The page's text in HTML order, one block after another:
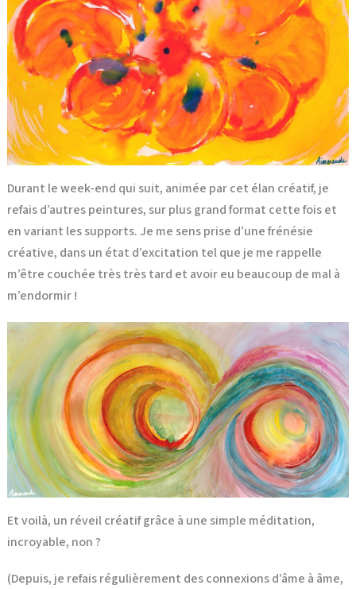
Durant le week-end qui suit, animée par cet élan créatif, je
refais d’autres peintures, sur plus grand format cette fois et
en variant les supports. Je me sens prise d’une frénésie
créative, dans un état d’excitation tel que je me rappelle
m’être couchée très très tard et avoir eu beaucoup de mal à
m’endormir !
Et voilà, un réveil créatif grâce à une simple méditation,
incroyable, non ?
(Depuis, je refais régulièrement des connexions d’âme à âme,